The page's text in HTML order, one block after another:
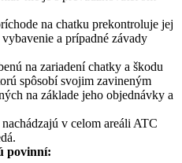
na chatku prekontroluje jej
a prípadné závady
na zariadení chatky a škodu
spôsobí svojim zavineným
na základe jeho objednávky a
v celom areáli ATC
povinní: